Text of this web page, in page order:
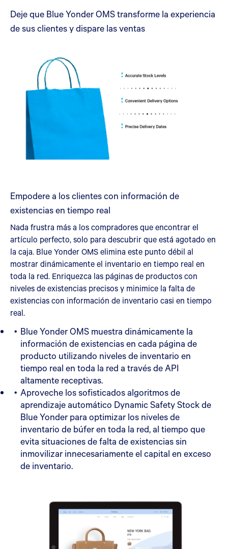
Deje que Blue Yonder OMS transforme la experiencia
de sus clientes y dispare las ventas
Empodere a los clientes con información de
existencias en tiempo real
Nada frustra más a los compradores que encontrar el
artículo perfecto, solo para descubrir que está agotado en
la caja. Blue Yonder OMS elimina este punto débil al
mostrar dinámicamente el inventario en tiempo real en
toda la red. Enriquezca las páginas de productos con
niveles de existencias precisos y minimice la falta de
existencias con información de inventario casi en tiempo
real.
Blue Yonder OMS muestra dinámicamente la
información de existencias en cada página de
producto utilizando niveles de inventario en
tiempo real en toda la red a través de API
altamente receptivas.
Aproveche los sofisticados algoritmos de
aprendizaje automático Dynamic Safety Stock de
Blue Yonder para optimizar los niveles de
inventario de búfer en toda la red, al tiempo que
evita situaciones de falta de existencias sin
inmovilizar innecesariamente el capital en exceso
de inventario.